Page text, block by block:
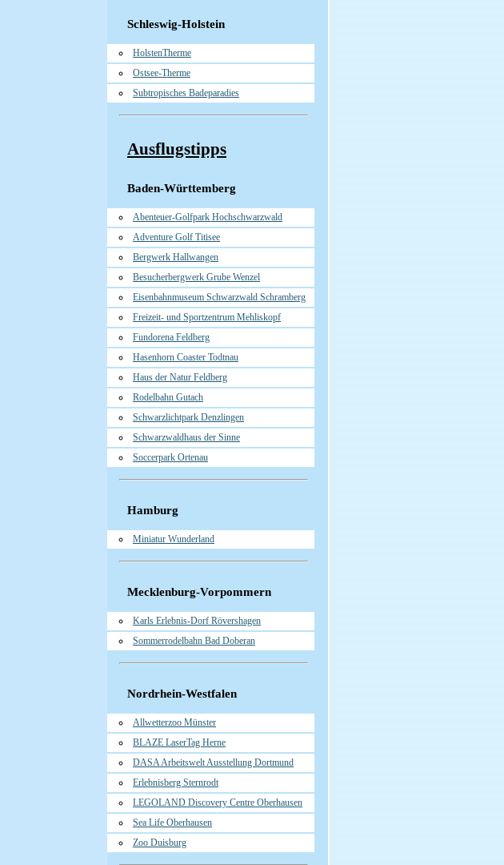
Schleswig-Holstein
HolstenTherme
Ostsee-Therme
Subtropisches Badeparadies
Ausflugstipps
Baden-Württemberg
Abenteuer-Golfpark Hochschwarzwald
Adventure Golf Titisee
Bergwerk Hallwangen
Besucherbergwerk Grube Wenzel
Eisenbahnmuseum Schwarzwald Schramberg
Freizeit- und Sportzentrum Mehliskopf
Fundorena Feldberg
Hasenhorn Coaster Todtnau
Haus der Natur Feldberg
Rodelbahn Gutach
Schwarzlichtpark Denzlingen
Schwarzwaldhaus der Sinne
Soccerpark Ortenau
Hamburg
Miniatur Wunderland
Mecklenburg-Vorpommern
Karls Erlebnis-Dorf Rövershagen
Sommerrodelbahn Bad Doberan
Nordrhein-Westfalen
Allwetterzoo Münster
BLAZE LaserTag Herne
DASA Arbeitswelt Ausstellung Dortmund
Erlebnisberg Sternrodt
LEGOLAND Discovery Centre Oberhausen
Sea Life Oberhausen
Zoo Duisburg